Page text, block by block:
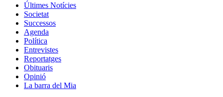
Últimes Notícies
Societat
Successos
Agenda
Política
Entrevistes
Reportatges
Obituaris
Opinió
La barra del Mia